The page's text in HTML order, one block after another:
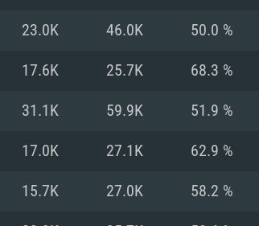
시스템 요
MAC
권
권
권
23.0K 46.0K 50.0 %
17.6K 25.7K 68.3 %
31.1K 59.9K 51.9 %
17.0K 27.1K 62.9 %
15.7K 27.0K 58.2 %